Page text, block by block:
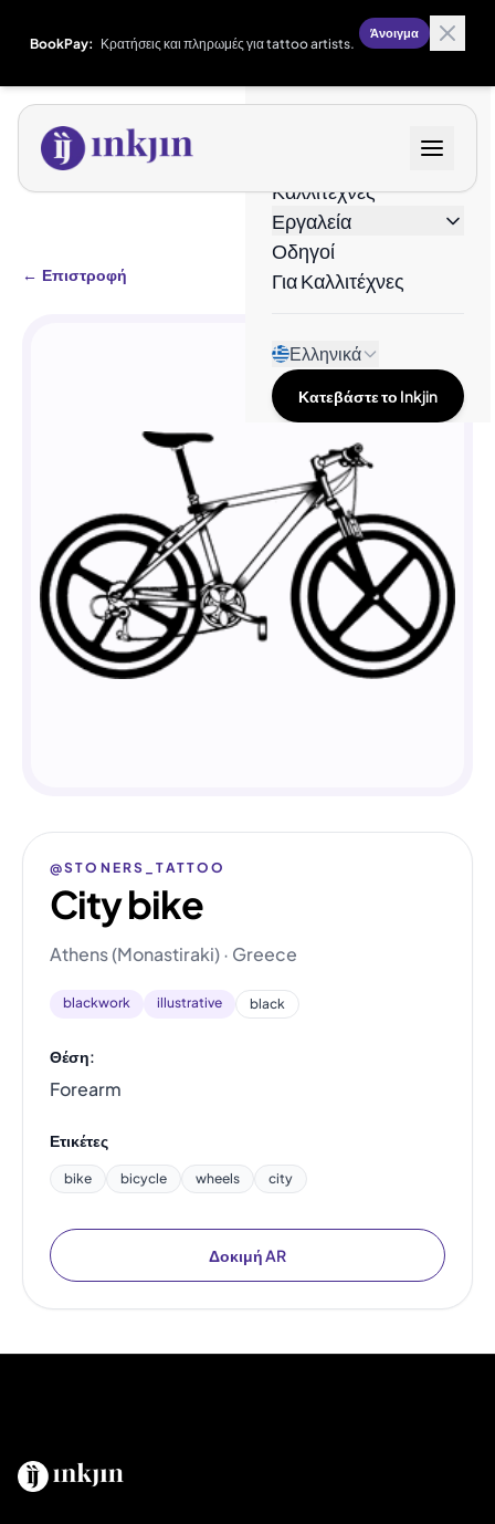
BookPay: Κρατήσεις και πληρωμές για tattoo artists.
Άνοιγμα
Καλλιτέχνες
Εργαλεία
Οδηγοί
Για Καλλιτέχνες
Ελληνικά
Κατεβάστε το Inkjin
← Επιστροφή
@STONERS_TATTOO
City bike
Athens (Monastiraki) · Greece
blackwork illustrative black
Θέση:
Forearm
Ετικέτες
bike bicycle wheels city
Δοκιμή AR